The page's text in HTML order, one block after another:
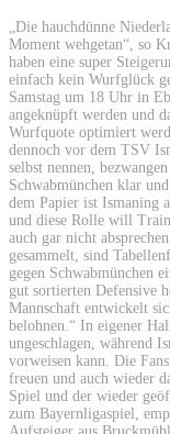
„Die hauchdünne
Moment wehgetan“, so
haben eine super
einfach kein Wurfglück
Samstag um 18 Uhr in
angeknüpft werden und
Wurfquote optimiert
dennoch vor dem TSV
selbst nennen,
Schwabmünchen klar
dem Papier ist Ismaning
und diese Rolle will
auch gar nicht
gesammelt, sind
gegen Schwabmünchen
gut sortierten Defensive
Mannschaft entwickelt
belohnen.“ In eigener
ungeschlagen, während
vorweisen kann. Die
freuen und auch wieder
Spiel und der wieder
zum Bayernligaspiel,